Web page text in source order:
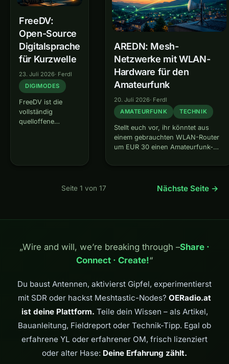
Antwort wartest,
passiert auf deinem
Band gerade…
FreeDV:
Open-Source
Digitalsprache
für Kurzwelle
23. Juli 2026· Ferdl
DIGIMODES
FreeDV ist die
vollständig
quelloffene
lizenzpflichtigen
Funkgeräte setzen,
SSB-Hardware und
AREDN: Mesh-
Netzwerke mit WLAN-
Hardware für den
Amateurfunk
20. Juli 2026· Ferdl
AMATEURFUNK
TECHNIK
Stellt euch vor, ihr könntet aus
einem gebrauchten WLAN-Router
um EUR 30 einen Amateurfunk-
automatisch mit anderen Knoten
Netzwerk bildet und Dienste wie
Seite 1 von 17 Nächste Seite →
„Wire and will, we’re breaking through –Share ·
Connect · Create!“
Du baust Antennen, aktivierst Gipfel, experimentierst
mit SDR oder hackst Meshtastic-Nodes? OERadio.at
ist deine Plattform. Teile dein Wissen – als Artikel,
Bauanleitung, Fieldreport oder Technik-Tipp. Egal ob
erfahrene YL oder erfahrener OM, frisch lizenziert
oder alter Hase: Deine Erfahrung zählt.